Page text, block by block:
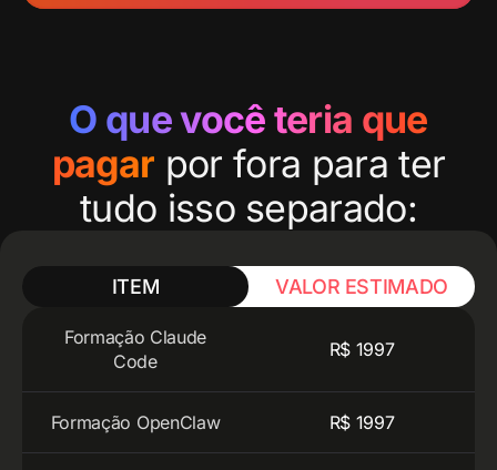
O que você teria que
pagar por fora para ter
tudo isso separado:
ITEM VALOR ESTIMADO
Formação Claude
Code
R$ 1997
Formação OpenClaw R$ 1997